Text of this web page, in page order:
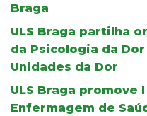
Braga
ULS Braga partilha
da Psicologia da
Unidades da Dor
ULS Braga promove
Enfermagem de